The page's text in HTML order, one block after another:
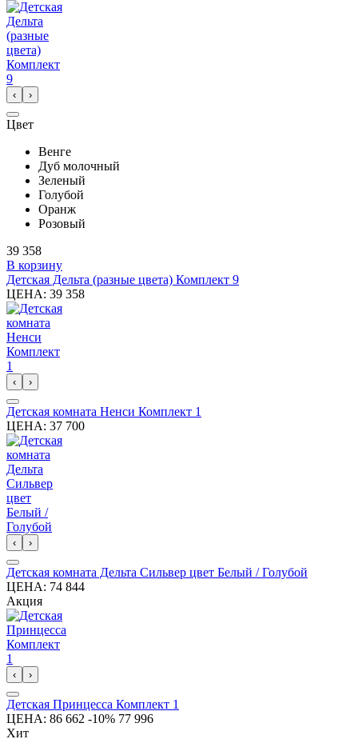
‹ ›
Цвет
Венге
Дуб молочный
Зеленый
Голубой
Оранж
Розовый
39 358
В корзину
Детская Дельта (разные цвета) Комплект 9
ЦЕНА: 39 358
‹ ›
Детская комната Ненси Комплект 1
ЦЕНА: 37 700
‹ ›
Детская комната Дельта Сильвер цвет Белый / Голубой
ЦЕНА: 74 844
Акция
‹ ›
Детская Принцесса Комплект 1
ЦЕНА: 86 662 -10% 77 996
Хит